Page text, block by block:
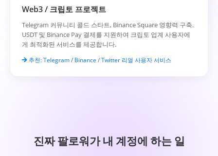
Web3 / 크립토 프로젝트
Telegram 커뮤니티 콜드 스타트, Binance Square 영향력 구축.
USDT 및 Binance Pay 결제를 지원하여 크립토 업계 사용자에
게 최적화된 서비스를 제공합니다.
추천: Telegram / Binance / Twitter 리얼 사용자 서비스
진짜 팔로워가 내 계정에 하는 일